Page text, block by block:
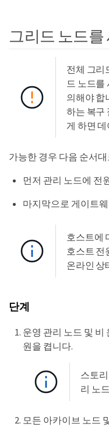
그리드 노드
전체 그리
드 노드를
의해야 합
하는 복구
게 하면
가능한 경우 다음 순서
먼저 관리 노드에 전
마지막으로 게이트
호스트에
호스트 전
온라인 상
단계
운영 관리 노드 및 비
원을 켭니다.
스토
리 노
모든 아카이브 노드